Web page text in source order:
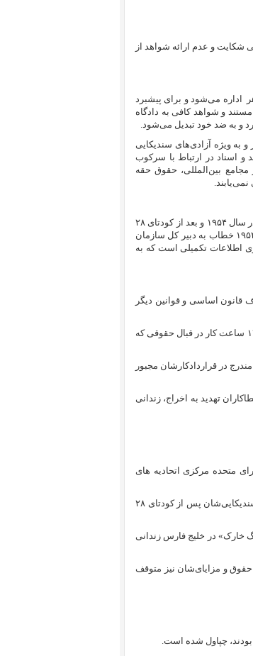
و عدم ارائه شواهد از
اداره می‌شود و برای پیشبرد
و شواهد کافی به دادگاه
و به ضد خود تبدیل می‌شود.
حقوق کار و به ویژه آزادی‌های سندیکایی
و اسناد در ارتباط با سرکوب
بین‌المللی، حقوق حقه
در سال ۱۹۵۴ و بعد از کودتای ۲۸
مرداد صورت می‌گیرد. این شکایت حاوی دو سند است. اولی شکایت اصلی به تاریخ ۲۰ مارس ۱۹۵۴ خطاب به دبیر کل سازمان
او به سازمان جهانی کار احاله شده و دیگری به تاریخ ۲۴ جولای ۱۹۵۴ حاوی اطلاعات تکمیلی است که به
قانون اساسی و قوانین دیگر
بطور مشخص نیروهای نظامی کارخانجات را اشغال کرده و با تهدید سلاح کارگران را مجبور به ۱۴ ساعت کار در قبال حقوقی که
در قراردادکارشان مجبور
تهدید به اخراج، زندانی
متحده مرکزی اتحادیه های
فعالین سندیکایی بدون دادگاه ، زندانی شده‌اند. ۴۰۰ کارگر زندانی شده و یا به خاطر فعالیت سندیکایی‌شان پس از کودتای ۲۸
خارک» در خلیج فارس زندانی
حقوق و مزایای‌شان نیز متوقف
چپاول شده است.